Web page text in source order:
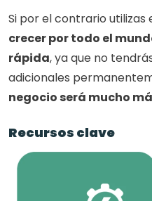
Si por el contrario utilizas
crecer por todo el
rápida, ya que no
adicionales
negocio será mucho
Recursos clave